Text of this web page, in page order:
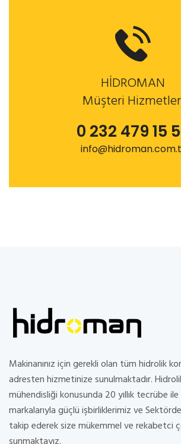
HİDROMAN
Müşteri
0 232 479 15
Makinanınız için gerekli olan tüm hidrolik
adresten hizmetinize sunulmaktadır.
mühendisliği konusunda 20 yıllık tecrübe ile
markalarıyla güçlü işbirliklerimiz ve
takip ederek size mükemmel ve rekabetci